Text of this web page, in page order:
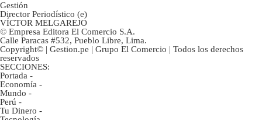
Gestión
Director Periodístico (e)
VÍCTOR MELGAREJO
© Empresa Editora El Comercio S.A.
Calle Paracas #532, Pueblo Libre, Lima.
Copyright© | Gestion.pe | Grupo El Comercio | Todos los derechos
reservados
SECCIONES:
Portada -
Economía -
Mundo -
Perú -
Tu Dinero -